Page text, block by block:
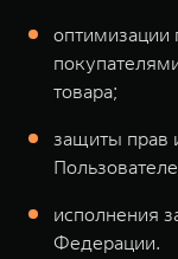
оптимизации
товара;
защиты прав
исполнения
Федерации.